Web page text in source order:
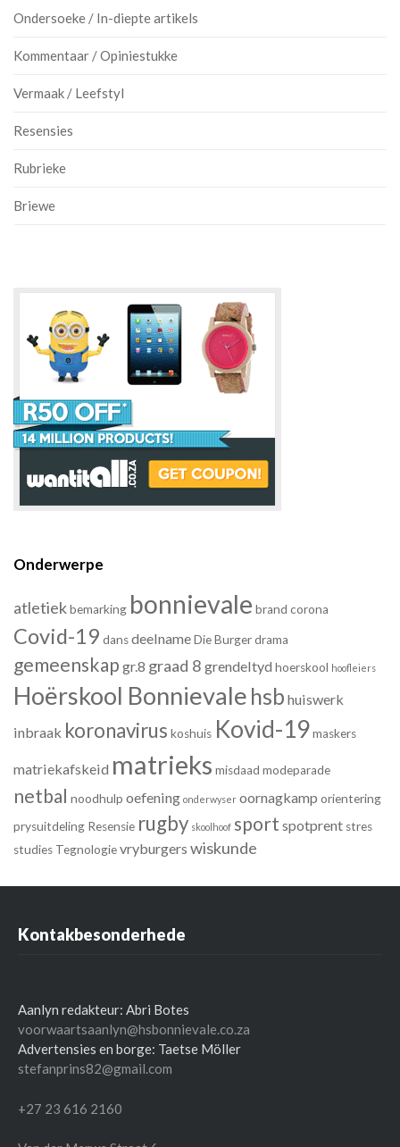
Ondersoeke / In-diepte artikels
Kommentaar / Opiniestukke
Vermaak / Leefstyl
Resensies
Rubrieke
Briewe
Onderwerpe
atletiekbemarking bonnievale brand corona
Covid-19 dansdeelnameDie Burgerdrama
gemeenskap gr.8 graad 8 grendeltyd hoerskool hoofleiers
Hoërskool Bonnievale hsb huiswerk
inbraak koronavirus koshuis Kovid-19maskers
matriekafskeid matrieks misdaad modeparade
netbal noodhulp oefening onderwyser oornagkamp orientering
prysuitdeling Resensie rugby skoolhoof sport spotprent stres
studies Tegnologievryburgers wiskunde
Kontakbesonderhede
Aanlyn redakteur: Abri Botes
voorwaartsaanlyn@hsbonnievale.co.za
Advertensies en borge: Taetse Möller
stefanprins82@gmail.com
+27 23 616 2160